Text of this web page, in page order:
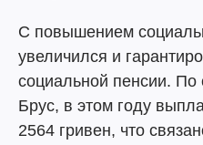
С повышением
увеличился и
социальной пенсии. По
Брус, в этом году
2564 гривен, что